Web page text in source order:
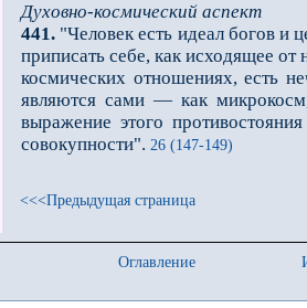
Духовно-космический аспект
441. "Человек есть идеал богов и
приписать себе, как исходящее
космических отно­шениях, есть
являются сами — как
выражение этого
совокупности". 26 (147-149)
<<<Предыдущая страница
Оглавление